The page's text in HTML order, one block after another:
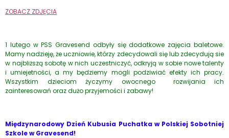
ZOBACZ ZDJĘCIA
1 lutego w PSS Gravesend odbyły się dodatkowe zajęcia baletowe.
Mamy nadzieję, że uczniowie, którzy zdecydowali się lub zdecydują sie
w najbliższą sobotę w nich uczestniczyć, odkryją w sobie nowe talenty
i umiejetności, a my będziemy mogli podziwiać efekty ich pracy.
Wszystkim dzieciom życzymy owocnego rozwijania ich
zainteresowań oraz dużo przyjemości i zabawy!
Międzynarodowy Dzień Kubusia Puchatka w Polskiej Sobotniej
Szkole w Gravesend!